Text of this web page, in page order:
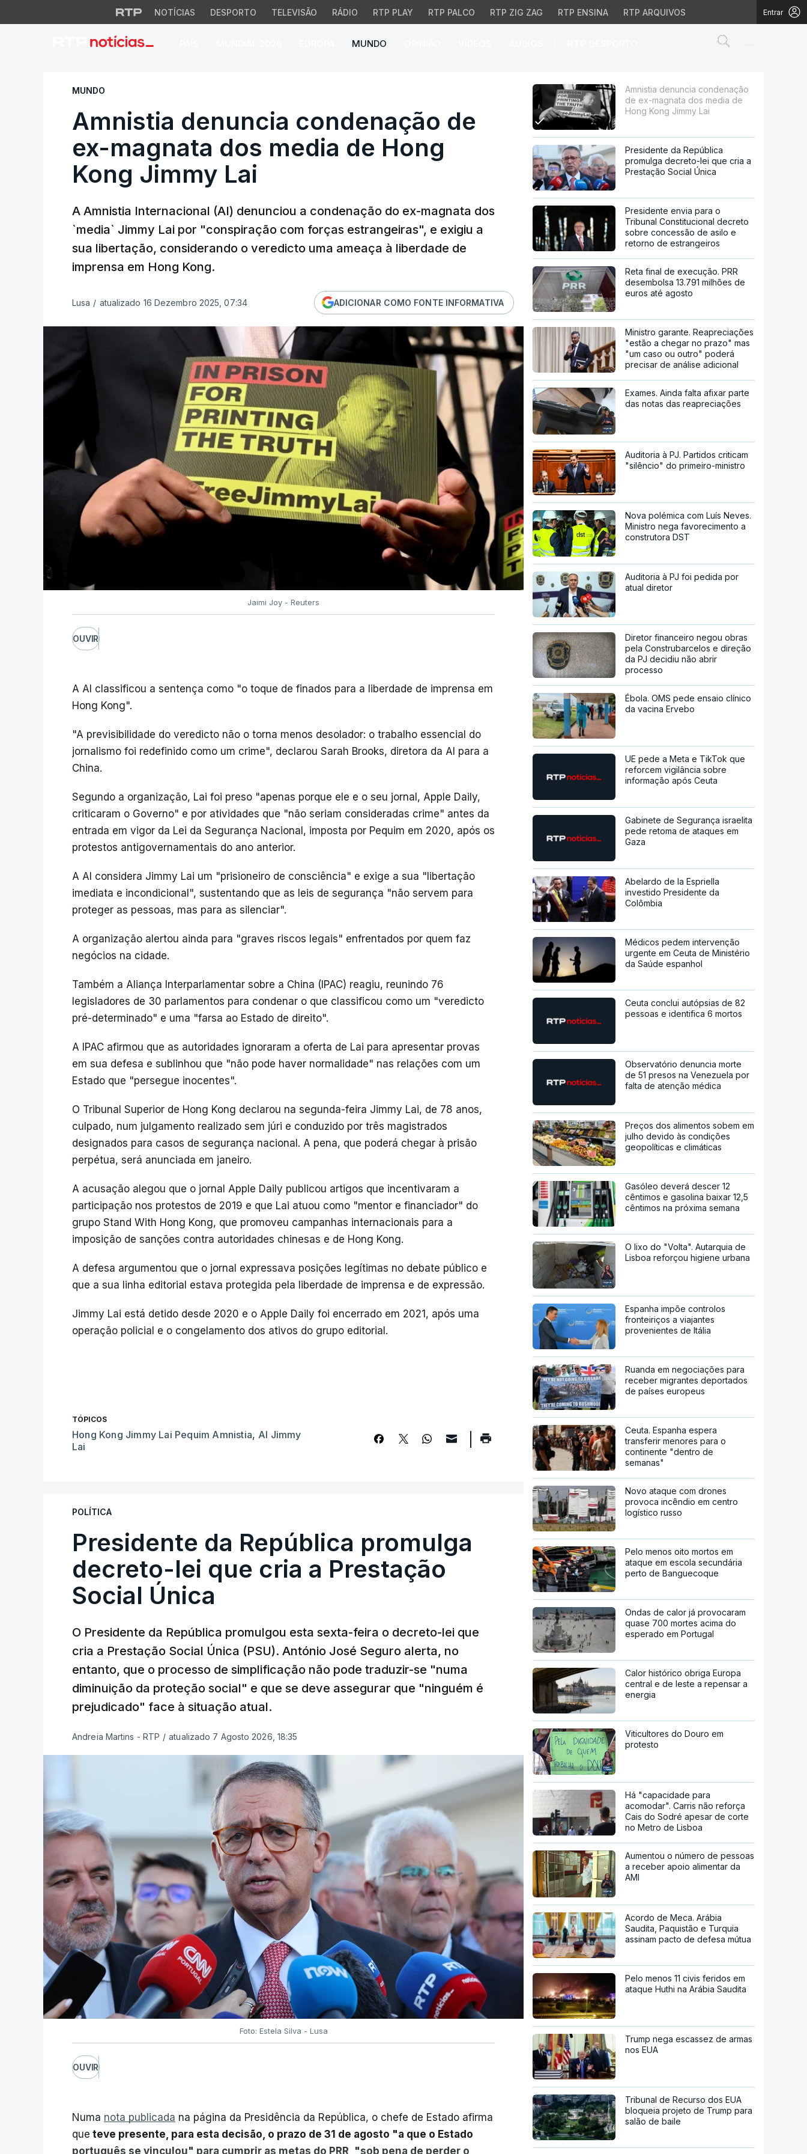
NOTÍCIAS DESPORTO TELEVISÃO RÁDIO RTP PLAY RTP PALCO RTP ZIG ZAG RTP ENSINA RTP ARQUIVOS Entrar
MUNDO
Amnistia denuncia condenação de ex-magnata dos media de
MUNDO
Amnistia denuncia condenação de
ex-magnata dos media de Hong
Kong Jimmy Lai
A Amnistia Internacional (AI) denunciou a condenação do ex-magnata dos
`media` Jimmy Lai por "conspiração com forças estrangeiras", e exigiu a
sua libertação, considerando o veredicto uma ameaça à liberdade de
imprensa em Hong Kong.
Lusa / atualizado 16 Dezembro 2025, 07:34 ADICIONAR COMO FONTE INFORMATIVA
Jaimi Joy - Reuters
OUVIR
A AI classificou a sentença como "o toque de finados para a liberdade de imprensa em
Hong Kong".
"A previsibilidade do veredicto não o torna menos desolador: o trabalho essencial do
jornalismo foi redefinido como um crime", declarou Sarah Brooks, diretora da AI para a
China.
Segundo a organização, Lai foi preso "apenas porque ele e o seu jornal, Apple Daily,
criticaram o Governo" e por atividades que "não seriam consideradas crime" antes da
entrada em vigor da Lei da Segurança Nacional, imposta por Pequim em 2020, após os
protestos antigovernamentais do ano anterior.
A AI considera Jimmy Lai um "prisioneiro de consciência" e exige a sua "libertação
imediata e incondicional", sustentando que as leis de segurança "não servem para
proteger as pessoas, mas para as silenciar".
A organização alertou ainda para "graves riscos legais" enfrentados por quem faz
negócios na cidade.
Também a Aliança Interparlamentar sobre a China (IPAC) reagiu, reunindo 76
legisladores de 30 parlamentos para condenar o que classificou como um "veredicto
pré-determinado" e uma "farsa ao Estado de direito".
A IPAC afirmou que as autoridades ignoraram a oferta de Lai para apresentar provas
em sua defesa e sublinhou que "não pode haver normalidade" nas relações com um
Estado que "persegue inocentes".
O Tribunal Superior de Hong Kong declarou na segunda-feira Jimmy Lai, de 78 anos,
culpado, num julgamento realizado sem júri e conduzido por três magistrados
designados para casos de segurança nacional. A pena, que poderá chegar à prisão
perpétua, será anunciada em janeiro.
A acusação alegou que o jornal Apple Daily publicou artigos que incentivaram a
participação nos protestos de 2019 e que Lai atuou como "mentor e financiador" do
grupo Stand With Hong Kong, que promoveu campanhas internacionais para a
imposição de sanções contra autoridades chinesas e de Hong Kong.
A defesa argumentou que o jornal expressava posições legítimas no debate público e
que a sua linha editorial estava protegida pela liberdade de imprensa e de expressão.
Jimmy Lai está detido desde 2020 e o Apple Daily foi encerrado em 2021, após uma
operação policial e o congelamento dos ativos do grupo editorial.
TÓPICOS
Hong Kong Jimmy Lai Pequim Amnistia, AI Jimmy
Lai
POLÍTICA
Presidente da República promulga
decreto-lei que cria a Prestação
Social Única
O Presidente da República promulgou esta sexta-feira o decreto-lei que
cria a Prestação Social Única (PSU). António José Seguro alerta, no
entanto, que o processo de simplificação não pode traduzir-se "numa
diminuição da proteção social" e que se deve assegurar que "ninguém é
prejudicado" face à situação atual.
Andreia Martins - RTP / atualizado 7 Agosto 2026, 18:35
Foto: Estela Silva - Lusa
OUVIR
Numa nota publicada na página da Presidência da República, o chefe de Estado afirma
que teve presente, para esta decisão, o prazo de 31 de agosto "a que o Estado
português se vinculou" para cumprir as metas do PRR, "sob pena de perder o
Amnistia denuncia condenação
de ex-magnata dos media de
Hong Kong Jimmy Lai
Presidente da República
promulga decreto-lei que cria a
Prestação Social Única
Presidente envia para o
Tribunal Constitucional decreto
sobre concessão de asilo e
retorno de estrangeiros
Reta final de execução. PRR
desembolsa 13.791 milhões de
euros até agosto
Ministro garante. Reapreciações
"estão a chegar no prazo" mas
"um caso ou outro" poderá
precisar de análise adicional
Exames. Ainda falta afixar parte
das notas das reapreciações
Auditoria à PJ. Partidos criticam
"silêncio" do primeiro-ministro
Nova polémica com Luís Neves.
Ministro nega favorecimento a
construtora DST
Auditoria à PJ foi pedida por
atual diretor
Diretor financeiro negou obras
pela Construbarcelos e direção
da PJ decidiu não abrir
processo
Ébola. OMS pede ensaio clínico
da vacina Ervebo
UE pede a Meta e TikTok que
reforcem vigilância sobre
informação após Ceuta
Gabinete de Segurança israelita
pede retoma de ataques em
Gaza
Abelardo de la Espriella
investido Presidente da
Colômbia
Médicos pedem intervenção
urgente em Ceuta de Ministério
da Saúde espanhol
Ceuta conclui autópsias de 82
pessoas e identifica 6 mortos
Observatório denuncia morte
de 51 presos na Venezuela por
falta de atenção médica
Preços dos alimentos sobem em
julho devido às condições
geopolíticas e climáticas
Gasóleo deverá descer 12
cêntimos e gasolina baixar 12,5
cêntimos na próxima semana
O lixo do "Volta". Autarquia de
Lisboa reforçou higiene urbana
Espanha impõe controlos
fronteiriços a viajantes
provenientes de Itália
Ruanda em negociações para
receber migrantes deportados
de países europeus
Ceuta. Espanha espera
transferir menores para o
continente "dentro de
semanas"
Novo ataque com drones
provoca incêndio em centro
logístico russo
Pelo menos oito mortos em
ataque em escola secundária
perto de Banguecoque
Ondas de calor já provocaram
quase 700 mortes acima do
esperado em Portugal
Calor histórico obriga Europa
central e de leste a repensar a
energia
Viticultores do Douro em
protesto
Há "capacidade para
acomodar". Carris não reforça
Cais do Sodré apesar de corte
no Metro de Lisboa
Aumentou o número de pessoas
a receber apoio alimentar da
AMI
Acordo de Meca. Arábia
Saudita, Paquistão e Turquia
assinam pacto de defesa mútua
Pelo menos 11 civis feridos em
ataque Huthi na Arábia Saudita
Trump nega escassez de armas
nos EUA
Tribunal de Recurso dos EUA
bloqueia projeto de Trump para
salão de baile